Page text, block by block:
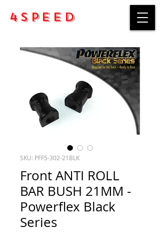
4Speed
SKU: PFF5-302-21BLK
Front ANTI ROLL
BAR BUSH 21MM -
Powerflex Black
Series